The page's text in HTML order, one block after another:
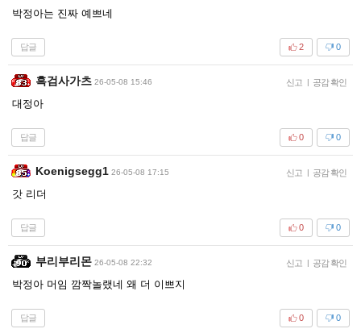
박정아는 진짜 예쁘네
답글 0
2
흑검사가츠 26-05-08 15:46 신고 | 공감 확인
대정아
답글 0
0
Koenigsegg1 26-05-08 17:15 신고 | 공감 확인
갓 리더
답글 0
0
부리부리몬 26-05-08 22:32 신고 | 공감 확인
박정아 머임 깜짝놀랬네 왜 더 이쁘지
답글 0
0